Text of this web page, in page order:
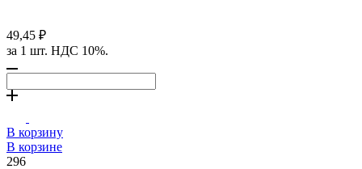
49,45 ₽
за 1 шт. НДС 10%.
В корзину
В корзине
296